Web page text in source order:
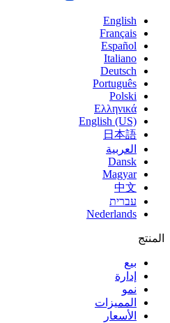
English
Français
Español
Italiano
Deutsch
Português
Polski
Ελληνικά
English (US)
日本語
العربية
Dansk
Magyar
中文
עברית
Nederlands
المنتج
بيع
إدارة
نمو
المميزات
الأسعار